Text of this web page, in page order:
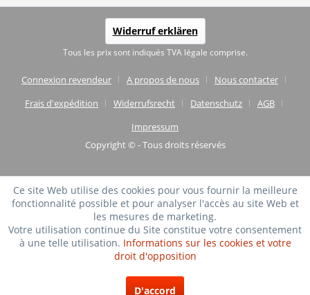
Widerruf erklären
Tous les prix sont indiqués TVA légale comprise.
Connexion revendeur A propos de nous
Nous contacter
Frais d'expédition
Widerrufsrecht Datenschutz
AGB
Impressum
Copyright © - Tous droits réservés
Ce site Web utilise des cookies pour vous fournir la meilleure
fonctionnalité possible et pour analyser l'accès au site Web et
les mesures de marketing.
Votre utilisation continue du Site constitue votre consentement
à une telle utilisation. Informations sur les cookies et votre
droit d'opposition
D'accord
(4.75 / 5)
Évaluations à: shopvote.de ⓘ